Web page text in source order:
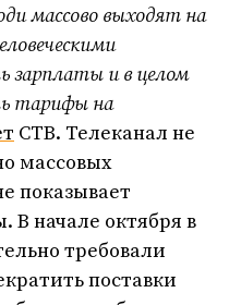
массово выходят на
зарплаты и в целом
тарифы на
СТВ. Телеканал не
массовых
показывает
начале октября в
требовали
поставки